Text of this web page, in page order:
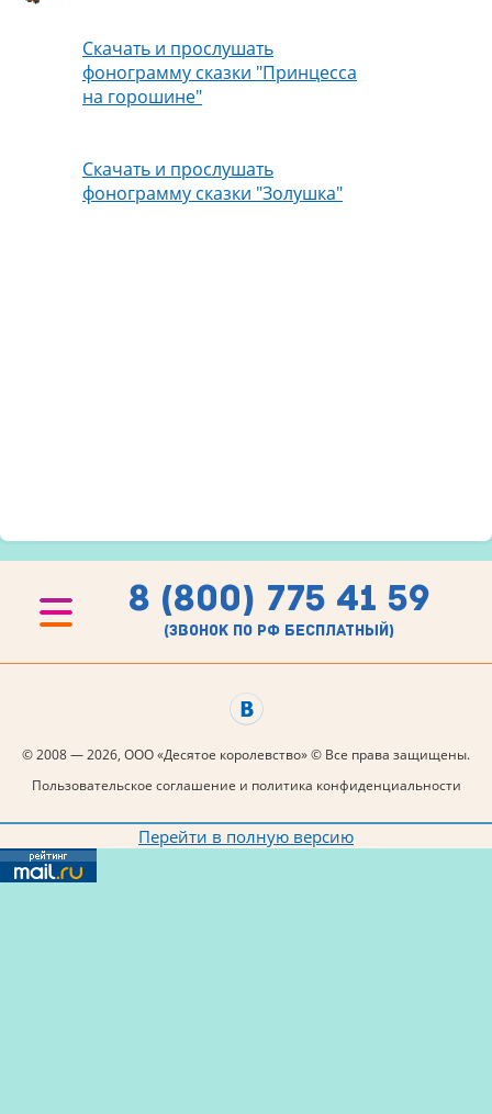
Скачать и прослушать
фонограмму сказки "Принцесса
на горошине"
Скачать и прослушать
фонограмму сказки "Золушка"
8 (800) 775 41 59
(звонок по рф бесплатный)
© 2008 — 2026, ООО «Десятое королевство» © Все права защищены.
Пользовательское соглашение и политика конфиденциальности
Перейти в полную версию